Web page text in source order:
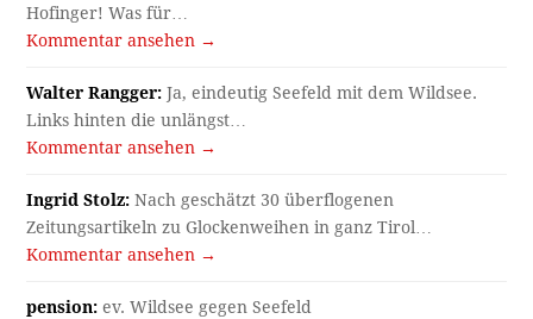
Hofinger! Was für…
Kommentar ansehen →
Walter Rangger: Ja, eindeutig Seefeld mit dem Wildsee.
Links hinten die unlängst…
Kommentar ansehen →
Ingrid Stolz: Nach geschätzt 30 überflogenen
Zeitungsartikeln zu Glockenweihen in ganz Tirol…
Kommentar ansehen →
pension: ev. Wildsee gegen Seefeld